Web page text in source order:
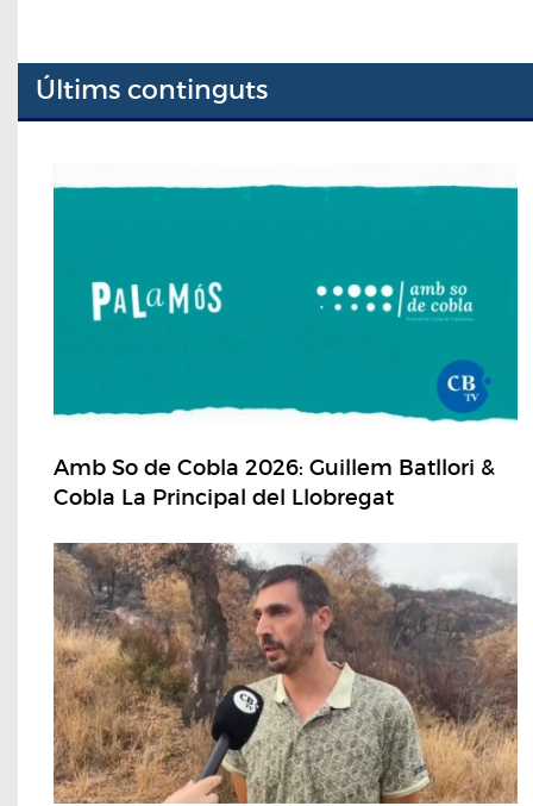
Últims continguts
Amb So de Cobla 2026: Guillem Batllori &
Cobla La Principal del Llobregat